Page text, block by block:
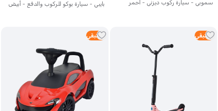
سموبي - سيارة ركوب ديزني - أحمر بايبي - سيارة بوكو للركوب والدفع - أبيض
1 متبقي 1 متبقي